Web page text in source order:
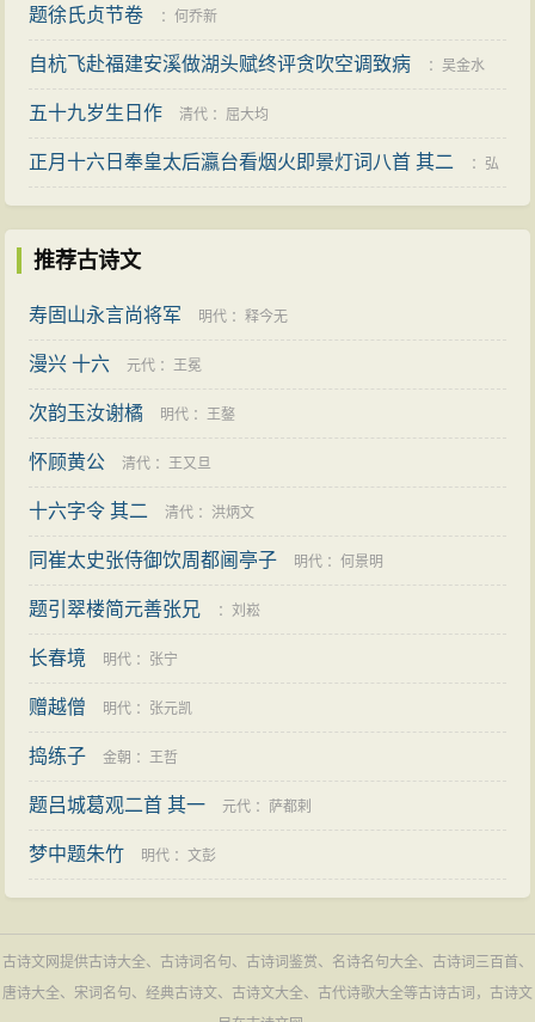
题徐氏贞节卷 ：何乔新
自杭飞赴福建安溪做湖头赋终评贪吹空调致病 ：吴金水
五十九岁生日作 清代 ： 屈大均
正月十六日奉皇太后瀛台看烟火即景灯词八首 其二 ： 弘
推荐古诗文
寿固山永言尚将军 明代 ：释今无
漫兴 十六 元代 ：王冕
次韵玉汝谢橘 明代 ：王鏊
怀顾黄公 清代 ：王又旦
十六字令 其二 清代 ： 洪炳文
同崔太史张侍御饮周都阃亭子 明代 ：何景明
题引翠楼简元善张兄 ：刘崧
长春境 明代 ： 张宁
赠越僧 明代 ： 张元凯
捣练子 金朝 ：王哲
题吕城葛观二首 其一 元代 ： 萨都剌
梦中题朱竹 明代 ：文彭
古诗文网提供古诗大全、古诗词名句、古诗词鉴赏、名诗名句大全、古诗词三百首、
唐诗大全、宋词名句、经典古诗文、古诗文大全、古代诗歌大全等古诗古词，古诗文